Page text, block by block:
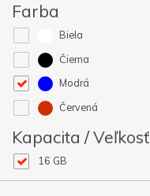
Farba
Biela
Čierna
Modrá
Červená
Kapacita / Veľkosť
16 GB